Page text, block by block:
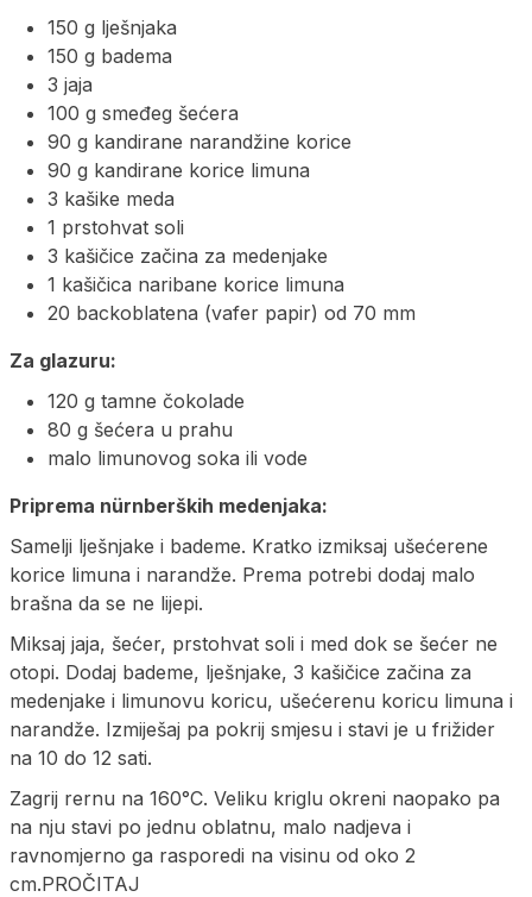
150 g lješnjaka
150 g badema
3 jaja
100 g smeđeg šećera
90 g kandirane narandžine korice
90 g kandirane korice limuna
3 kašike meda
1 prstohvat soli
3 kašičice začina za medenjake
1 kašičica naribane korice limuna
20 backoblatena (vafer papir) od 70 mm
Za glazuru:
120 g tamne čokolade
80 g šećera u prahu
malo limunovog soka ili vode
Priprema nürnberških medenjaka:
Samelji lješnjake i bademe. Kratko izmiksaj ušećerene
korice limuna i narandže. Prema potrebi dodaj malo
brašna da se ne lijepi.
Miksaj jaja, šećer, prstohvat soli i med dok se šećer ne
otopi. Dodaj bademe, lješnjake, 3 kašičice začina za
medenjake i limunovu koricu, ušećerenu koricu limuna i
narandže. Izmiješaj pa pokrij smjesu i stavi je u frižider
na 10 do 12 sati.
Zagrij rernu na 160°C. Veliku kriglu okreni naopako pa
na nju stavi po jednu oblatnu, malo nadjeva i
ravnomjerno ga rasporedi na visinu od oko 2
cm.PROČITAJ